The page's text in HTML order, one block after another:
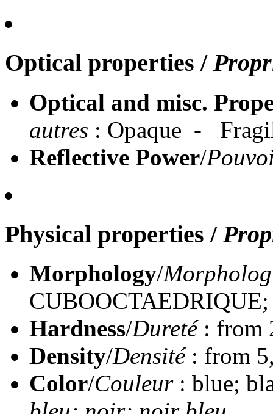
Optical properties /
Optical and misc.
autres : Opaque -
Reflective Power/
Physical properties /
Morphology/
Hardness/Dureté: from
Density/Densité: from
Color/Couleur: blue;